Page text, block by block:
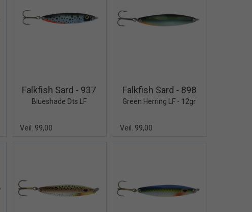
Falkfish Sard - 937
Blueshade Dts LF
Veil. 99,00
Falkfish Sard - 898
Green Herring LF - 12gr
Veil. 99,00